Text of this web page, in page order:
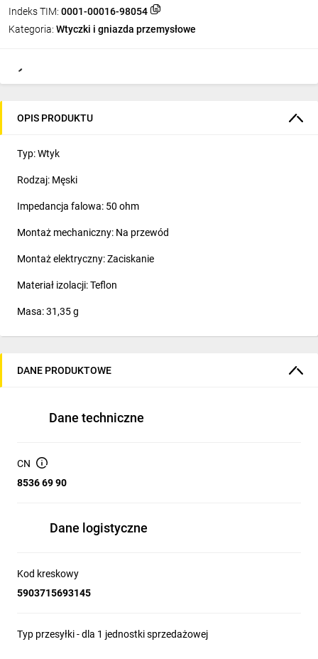
Indeks TIM: 0001-00016-98054
Kategoria: Wtyczki i gniazda przemysłowe
OPIS PRODUKTU
Typ: Wtyk
Rodzaj: Męski
Impedancja falowa: 50 ohm
Montaż mechaniczny: Na przewód
Montaż elektryczny: Zaciskanie
Materiał izolacji: Teflon
Masa: 31,35 g
DANE PRODUKTOWE
Dane techniczne
CN
8536 69 90
Dane logistyczne
Kod kreskowy
5903715693145
Typ przesyłki - dla 1 jednostki sprzedażowej